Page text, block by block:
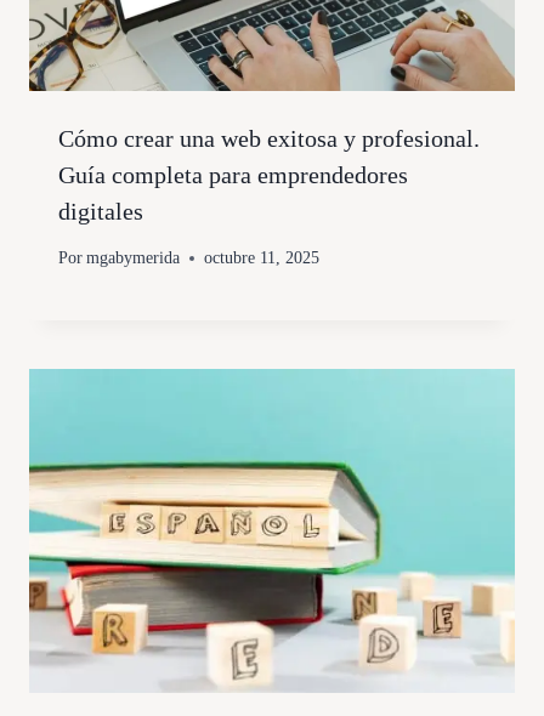
Cómo crear una web exitosa y profesional.
Guía completa para emprendedores
digitales
Por mgabymerida octubre 11, 2025